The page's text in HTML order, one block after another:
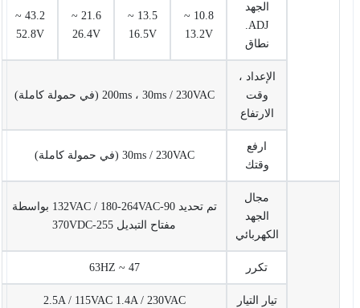
الجهد
ADJ.
نطاق
10.8 ~
13.2V
13.5 ~
16.5V
21.6 ~
26.4V
43.2 ~
52.8V
الإعداد ،
وقت
الارتفاع
200ms ، 30ms / 230VAC (في حمولة كاملة)
ارفع
وقتك
30ms / 230VAC (في حمولة كاملة)
مجال
الجهد
الكهربائي
تم تحديد 90-132VAC / 180-264VAC بواسطة
مفتاح التبديل 255-370VDC
تكرر 47 ~ 63HZ
تيار التيار 2.5A / 115VAC 1.4A / 230VAC